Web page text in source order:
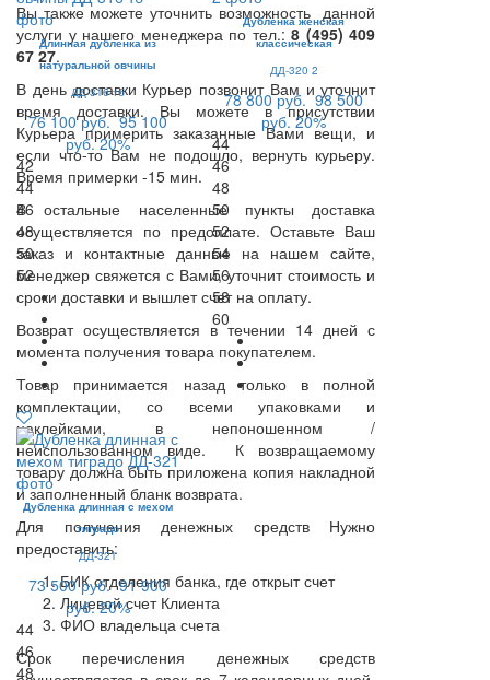
Вы также можете уточнить возможность данной
услуги у нашего менеджера по тел.:8 (495) 409
67 27.
В день доставки Курьер позвонит Вам и уточнит
время доставки. Вы можете в присутствии
Курьера примерить заказанные Вами вещи, и
если что-то Вам не подошло, вернуть курьеру.
Время примерки -15 мин.
В остальные населенные пункты доставка
осуществляется по предоплате. Оставьте Ваш
заказ и контактные данные на нашем сайте,
менеджер свяжется с Вами, уточнит стоимость и
сроки доставки и вышлет счет на оплату.
Возврат осуществляется в течении 14 дней с
момента получения товара покупателем.
Товар принимается назад только в полной
комплектации, со всеми упаковками и
наклейками, в непоношенном /
неиспользованном виде. К возвращаемому
товару должна быть приложена копия накладной
и заполненный бланк возврата.
Для получения денежных средств Нужно
предоставить:
БИК отделения банка, где открыт счет
Лицевой счет Клиента
ФИО владельца счета
Срок перечисления денежных средств
Длинная дубленка из
натуральной овчины
ДД-316 тб
76 100 руб. 95 100
руб. 20%
42
44
46
48
50
52
Дубленка женская
классическая
ДД-320 2
78 800 руб. 98 500
руб. 20%
44
46
48
50
52
54
56
58
60
Дубленка длинная с мехом
тиградо
ДД-321
73 500 руб. 91 900
руб. 20%
44
46
48